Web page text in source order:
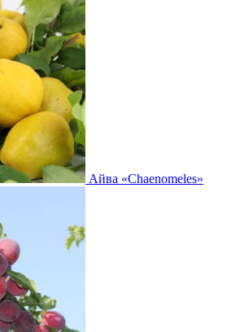
Айва «Chaenomeles»